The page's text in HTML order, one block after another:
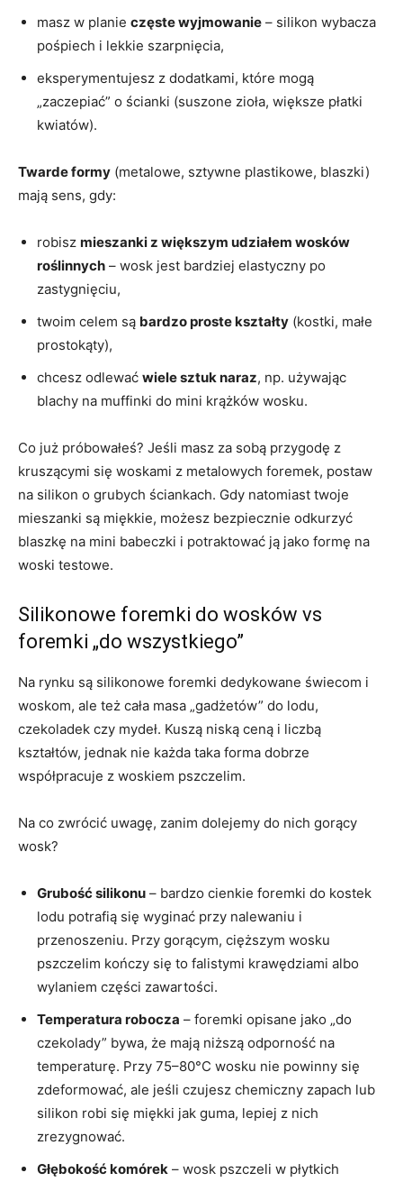
masz w planie częste wyjmowanie – silikon wybacza
pośpiech i lekkie szarpnięcia,
eksperymentujesz z dodatkami, które mogą
„zaczepiać” o ścianki (suszone zioła, większe płatki
kwiatów).
Twarde formy (metalowe, sztywne plastikowe, blaszki)
mają sens, gdy:
robisz mieszanki z większym udziałem wosków
roślinnych – wosk jest bardziej elastyczny po
zastygnięciu,
twoim celem są bardzo proste kształty (kostki, małe
prostokąty),
chcesz odlewać wiele sztuk naraz, np. używając
blachy na muffinki do mini krążków wosku.
Co już próbowałeś? Jeśli masz za sobą przygodę z
kruszącymi się woskami z metalowych foremek, postaw
na silikon o grubych ściankach. Gdy natomiast twoje
mieszanki są miękkie, możesz bezpiecznie odkurzyć
blaszkę na mini babeczki i potraktować ją jako formę na
woski testowe.
Silikonowe foremki do wosków vs
foremki „do wszystkiego”
Na rynku są silikonowe foremki dedykowane świecom i
woskom, ale też cała masa „gadżetów” do lodu,
czekoladek czy mydeł. Kuszą niską ceną i liczbą
kształtów, jednak nie każda taka forma dobrze
współpracuje z woskiem pszczelim.
Na co zwrócić uwagę, zanim dolejemy do nich gorący
wosk?
Grubość silikonu – bardzo cienkie foremki do kostek
lodu potrafią się wyginać przy nalewaniu i
przenoszeniu. Przy gorącym, cięższym wosku
pszczelim kończy się to falistymi krawędziami albo
wylaniem części zawartości.
Temperatura robocza – foremki opisane jako „do
czekolady” bywa, że mają niższą odporność na
temperaturę. Przy 75–80°C wosku nie powinny się
zdeformować, ale jeśli czujesz chemiczny zapach lub
silikon robi się miękki jak guma, lepiej z nich
zrezygnować.
Głębokość komórek – wosk pszczeli w płytkich